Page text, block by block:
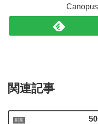
Twitterのお金配
いますが…。最終的には
このグループのあるアフ
ば・・・。40万になり
利が発生します。それを
のステージに行けない」
関連記事
副業